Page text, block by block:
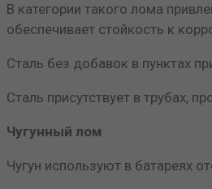
В категории такого лома
обеспечивает стойкость к
Сталь без добавок в пунктах
Сталь присутствует в трубах,
Чугунный лом
Чугун используют в батареях